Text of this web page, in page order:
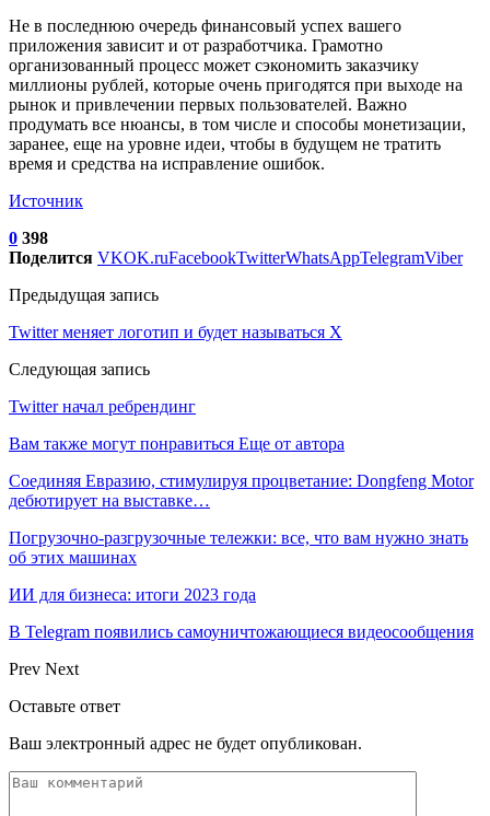
Не в последнюю очередь финансовый успех вашего
приложения зависит и от разработчика. Грамотно
организованный процесс может сэкономить заказчику
миллионы рублей, которые очень пригодятся при выходе на
рынок и привлечении первых пользователей. Важно
продумать все нюансы, в том числе и способы монетизации,
заранее, еще на уровне идеи, чтобы в будущем не тратить
время и средства на исправление ошибок.
Источник
0 398
Поделится VKOK.ruFacebookTwitterWhatsAppTelegramViber
Предыдущая запись
Twitter меняет логотип и будет называться X
Следующая запись
Twitter начал ребрендинг
Вам также могут понравиться Еще от автора
Соединяя Евразию, стимулируя процветание: Dongfeng Motor
дебютирует на выставке…
Погрузочно-разгрузочные тележки: все, что вам нужно знать
об этих машинах
ИИ для бизнеса: итоги 2023 года
В Telegram появились самоуничтожающиеся видеосообщения
Prev Next
Оставьте ответ
Ваш электронный адрес не будет опубликован.